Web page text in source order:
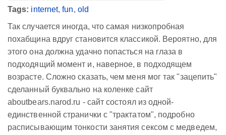
Tags: internet,fun, old
Так случается иногда, что самая низкопробная
похабщина вдруг становится классикой. Вероятно, для
этого она должна удачно попасться на глаза в
подходящий момент и, наверное, в подходящем
возрасте. Сложно сказать, чем меня мог так "зацепить"
сделанный буквально на коленке сайт
aboutbears.narod.ru - сайт состоял из одной-
единственной странички с "трактатом", подробно
расписывающим тонкости занятия сексом с медведем,